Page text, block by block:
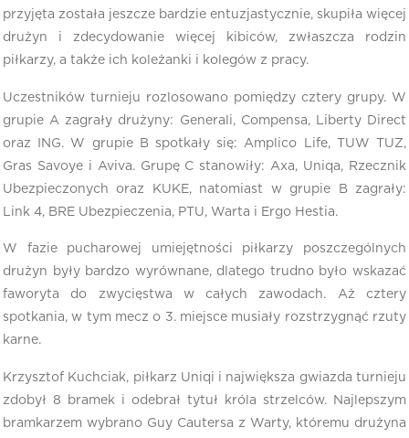
przyjęta została jeszcze bardzie entuzjastycznie, skupiła więcej
drużyn i zdecydowanie więcej kibiców, zwłaszcza rodzin
piłkarzy, a także ich koleżanki i kolegów z pracy.
Uczestników turnieju rozlosowano pomiędzy cztery grupy. W
grupie A zagrały drużyny: Generali, Compensa, Liberty Direct
oraz ING. W grupie B spotkały się: Amplico Life, TUW TUZ,
Gras Savoye i Aviva. Grupę C stanowiły: Axa, Uniqa, Rzecznik
Ubezpieczonych oraz KUKE, natomiast w grupie B zagrały:
Link 4, BRE Ubezpieczenia, PTU, Warta i Ergo Hestia.
W fazie pucharowej umiejętności piłkarzy poszczególnych
drużyn były bardzo wyrównane, dlatego trudno było wskazać
faworyta do zwycięstwa w całych zawodach. Aż cztery
spotkania, w tym mecz o 3. miejsce musiały rozstrzygnąć rzuty
karne.
Krzysztof Kuchciak, piłkarz Uniqi i największa gwiazda turnieju
zdobył 8 bramek i odebrał tytuł króla strzelców. Najlepszym
bramkarzem wybrano Guy Cautersa z Warty, któremu drużyna